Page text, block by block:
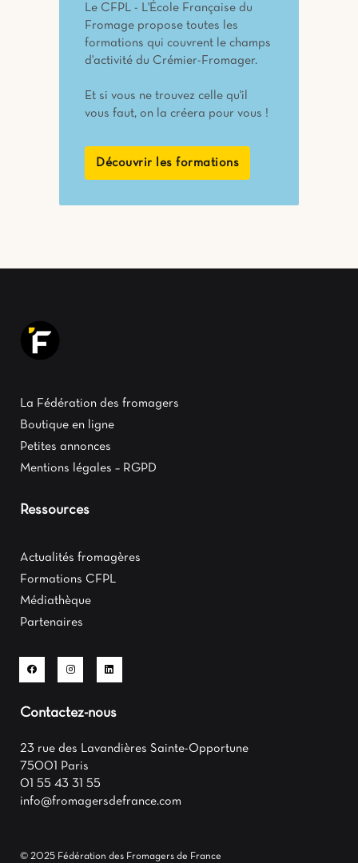
Le CFPL - L'École Française du
Fromage propose toutes les
formations qui couvrent le champs
d'activité du Crémier-Fromager.
Et si vous ne trouvez celle qu'il
vous faut, on la créera pour vous !
Découvrir les formations
La Fédération des fromagers
Boutique en ligne
Petites annonces
Mentions légales – RGPD
Ressources
Actualités fromagères
Formations CFPL
Médiathèque
Partenaires
Contactez-nous
23 rue des Lavandières Sainte-Opportune
75001 Paris
01 55 43 31 55
info@fromagersdefrance.com
© 2025 Fédération des Fromagers de France